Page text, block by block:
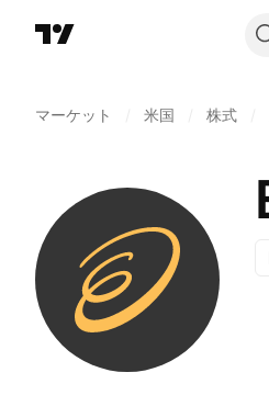
マーケット 米国 株式